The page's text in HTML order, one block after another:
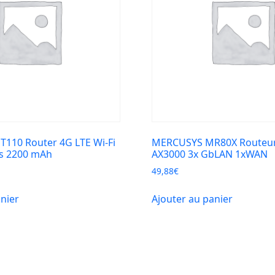
Router 4G LTE Wi-Fi
2200 mAh
MERCUSYS MR80X
AX3000 3x GbLAN 1xWAN
49,88€
Ajouter au panier